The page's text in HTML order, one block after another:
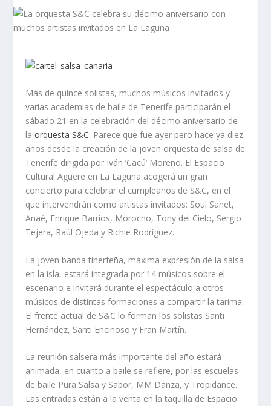
Más de quince solistas, muchos músicos invitados y
varias academias de baile de Tenerife participarán el
sábado 21 en la celebración del décimo aniversario de
laorquesta S&C. Parece que fue ayer pero hace ya diez
años desde la creación de la joven orquesta de salsa de
Tenerife dirigida por Iván ‘Cacú’ Moreno. El Espacio
Cultural Aguere en La Laguna acogerá un gran
concierto para celebrar el cumpleaños de S&C, en el
que intervendrán como artistas invitados: Soul Sanet,
Anaé, Enrique Barrios, Morocho, Tony del Cielo, Sergio
Tejera, Raúl Ojeda y Richie Rodríguez.
La joven banda tinerfeña, máxima expresión de la salsa
en la isla, estará integrada por 14 músicos sobre el
escenario e invitará durante el espectáculo a otros
músicos de distintas formaciones a compartir la tarima.
El frente actual de S&C lo forman los solistas Santi
Hernández, Santi Encinoso y Fran Martín.
La reunión salsera más importante del año estará
animada, en cuanto a baile se refiere, por las escuelas
de baile Pura Salsa y Sabor, MM Danza, y Tropidance.
Las entradas están a la venta en la taquilla de Espacio